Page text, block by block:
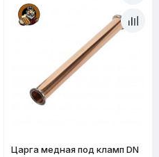
Царга медная под кламп DN